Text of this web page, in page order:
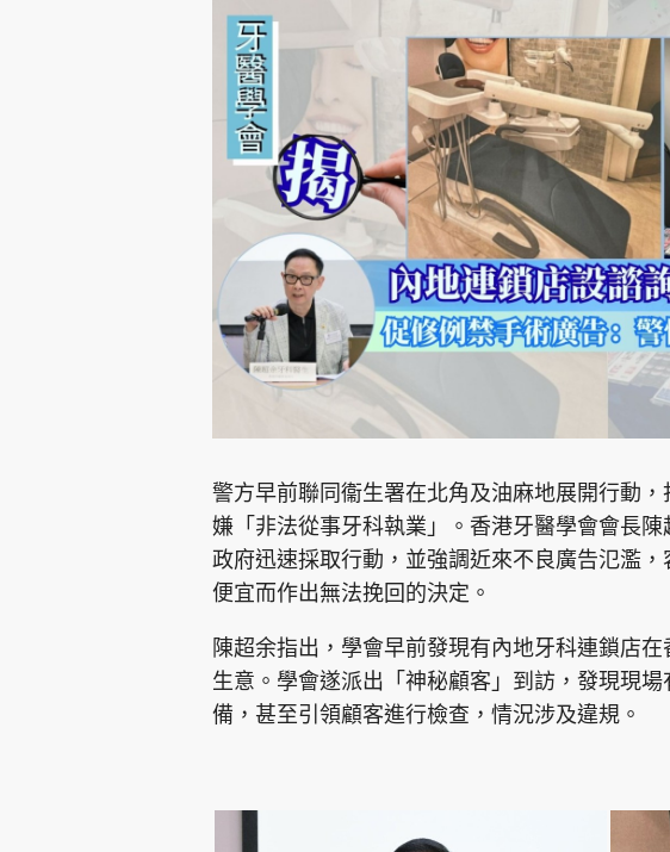
警方早前聯同衞生署在北角及油麻地展開行動
嫌「非法從事牙科執業」。香港牙醫學會會長
政府迅速採取行動，並強調近來不良廣告氾濫
便宜而作出無法挽回的決定。
陳超余指出，學會早前發現有內地牙科連鎖店
生意。學會遂派出「神秘顧客」到訪，發現現
備，甚至引領顧客進行檢查，情況涉及違規。